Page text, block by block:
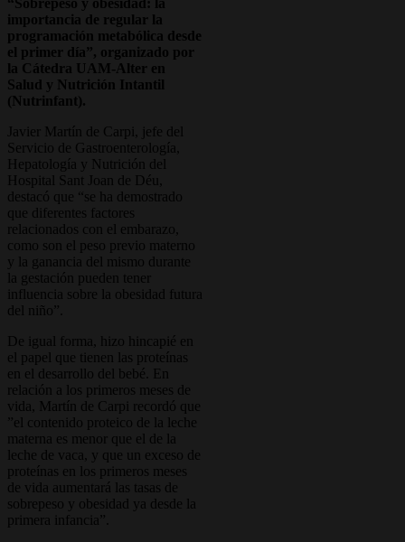
“Sobrepeso y obesidad: la
importancia de regular la
programación metabólica desde
el primer día”, organizado por
la Cátedra UAM-Alter en
Salud y Nutrición Intantil
(Nutrinfant).
Javier Martín de Carpi, jefe del
Servicio de Gastroenterología,
Hepatología y Nutrición del
Hospital Sant Joan de Déu,
destacó que “se ha demostrado
que diferentes factores
relacionados con el embarazo,
como son el peso previo materno
y la ganancia del mismo durante
la gestación pueden tener
influencia sobre la obesidad futura
del niño”.
De igual forma, hizo hincapié en
el papel que tienen las proteínas
en el desarrollo del bebé. En
relación a los primeros meses de
vida, Martín de Carpi recordó que
”el contenido proteico de la leche
materna es menor que el de la
leche de vaca, y que un exceso de
proteínas en los primeros meses
de vida aumentará las tasas de
sobrepeso y obesidad ya desde la
primera infancia”.